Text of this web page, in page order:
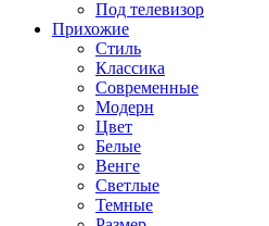
Под телевизор
Прихожие
Стиль
Классика
Современные
Модерн
Цвет
Белые
Венге
Светлые
Темные